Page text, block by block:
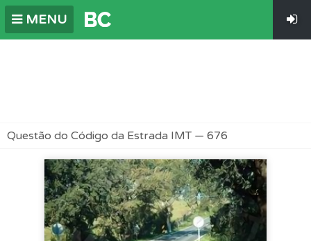
MENU
Questão do Código da Estrada IMT — 676